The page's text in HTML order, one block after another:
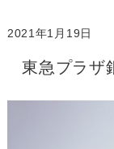
2021年1月19日
東急プラザ